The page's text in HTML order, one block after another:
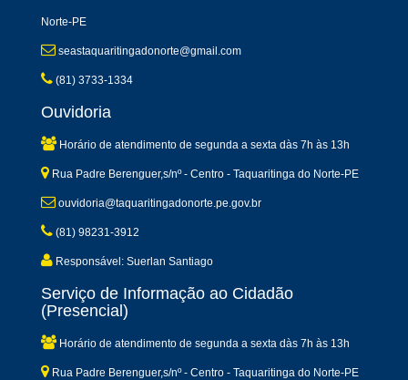
Norte-PE
seastaquaritingadonorte@gmail.com
(81) 3733-1334
Ouvidoria
Horário de atendimento de segunda a sexta dàs 7h às 13h
Rua Padre Berenguer,s/nº - Centro - Taquaritinga do Norte-PE
ouvidoria@taquaritingadonorte.pe.gov.br
(81) 98231-3912
Responsável: Suerlan Santiago
Serviço de Informação ao Cidadão
(Presencial)
Horário de atendimento de segunda a sexta dàs 7h às 13h
Rua Padre Berenguer,s/nº - Centro - Taquaritinga do Norte-PE